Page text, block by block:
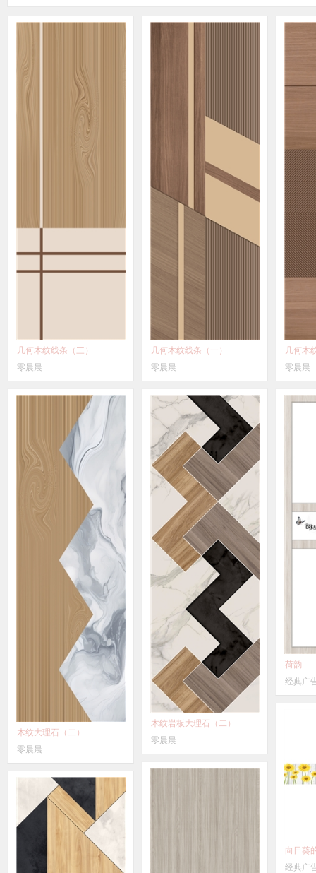
几何木纹线条（三）
零晨晨
木纹大理石（二）
零晨晨
几何木纹线条（一）
零晨晨
木纹岩板大理石（二）
零晨晨
几何木
零晨晨
荷韵
经典广
向日葵
经典广